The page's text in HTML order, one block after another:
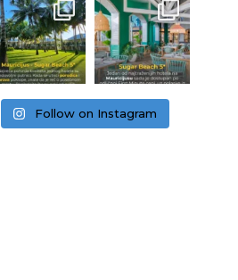
Follow on Instagram